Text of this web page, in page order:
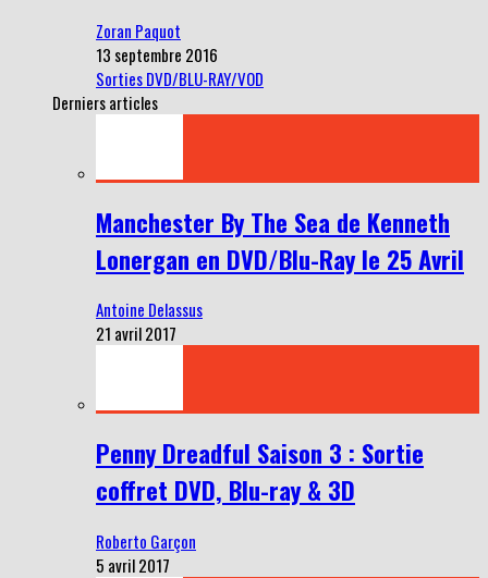
Zoran Paquot
13 septembre 2016
Sorties DVD/BLU-RAY/VOD
Derniers articles
Manchester By The Sea de Kenneth
Lonergan en DVD/Blu-Ray le 25 Avril
Antoine Delassus
21 avril 2017
Penny Dreadful Saison 3 : Sortie
coffret DVD, Blu-ray & 3D
Roberto Garçon
5 avril 2017